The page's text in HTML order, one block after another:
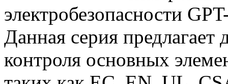
электробезопасности
Данная серия
контроля основных